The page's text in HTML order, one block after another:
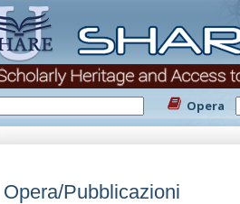
Opera
Opera/Pubblicazioni